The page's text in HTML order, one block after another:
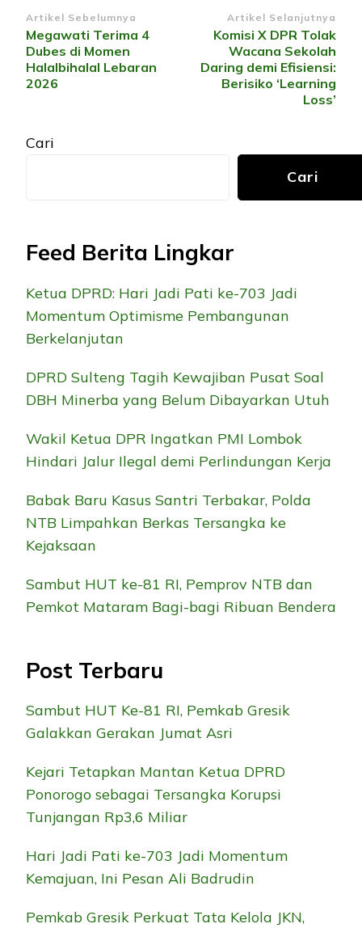
Navigasi
Artikel
Artikel Sebelumnya
Megawati Terima 4
Dubes di Momen
Halalbihalal Lebaran
2026
Artikel Selanjutnya
Komisi X DPR Tolak
Wacana Sekolah
Daring demi Efisiensi:
Berisiko ‘Learning
Loss’
Cari
Cari
Feed Berita Lingkar
Ketua DPRD: Hari Jadi Pati ke-703 Jadi
Momentum Optimisme Pembangunan
Berkelanjutan
DPRD Sulteng Tagih Kewajiban Pusat Soal
DBH Minerba yang Belum Dibayarkan Utuh
Wakil Ketua DPR Ingatkan PMI Lombok
Hindari Jalur Ilegal demi Perlindungan Kerja
Babak Baru Kasus Santri Terbakar, Polda
NTB Limpahkan Berkas Tersangka ke
Kejaksaan
Sambut HUT ke-81 RI, Pemprov NTB dan
Pemkot Mataram Bagi-bagi Ribuan Bendera
Post Terbaru
Sambut HUT Ke-81 RI, Pemkab Gresik
Galakkan Gerakan Jumat Asri
Kejari Tetapkan Mantan Ketua DPRD
Ponorogo sebagai Tersangka Korupsi
Tunjangan Rp3,6 Miliar
Hari Jadi Pati ke-703 Jadi Momentum
Kemajuan, Ini Pesan Ali Badrudin
Pemkab Gresik Perkuat Tata Kelola JKN,